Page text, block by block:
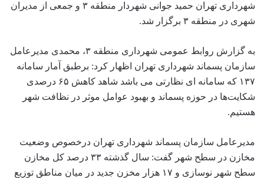
شهرداری تهران حمید جوانی شهردار منطقه ۳ و جمعی از مدیران
شهری در منطقه ۳ برگزار شد.
به گزارش روابط عمومی شهرداری منطقه ۳، محمدی مدیرعامل
سازمان پسماند شهرداری تهران اظهار کرد: برطبق آمار سامانه
۱۳۷ که سامانه ای نظارتی می باشد شاهد کاهش ۶۵ درصدی
شکایت‌ها در حوزه پسماند و بهبود عوامل موثر در نظافت شهر
هستیم.
مدیرعامل سازمان پسماند شهرداری تهران درخصوص وضعیت
مخازن در سطح شهر گفت: سال گذشته ۳۳ درصد کل مخازن
سطح شهر نوسازی و ۱۷ هزار مخزن جدید در میان مناطق توزیع